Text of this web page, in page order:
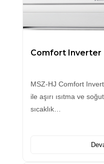
Comfort Inverter
MSZ-HJ Comfort
ile aşırı ısıtma ve
sıcaklık…